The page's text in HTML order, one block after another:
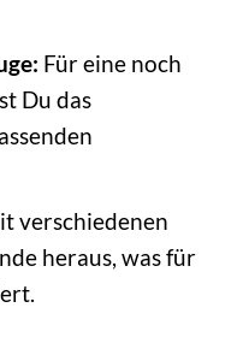
Für eine noch
Du das
verschiedenen
heraus, was für